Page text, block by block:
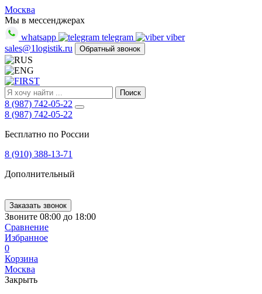
FIRST
Адрес
и
телефон:
Москва,
Алтуфьевское
ш.
д.
48,
корпус
2,
12
Москва,
Телефон:8
250-
21-
51,
E-
mail:
sales@1Logistik.ru
Москва
Мы в мессенджерах
whatsapp
telegram
viber
sales@1logistik.ru
Обратный звонок
Поиск
8 (987) 742-05-22
8 (987) 742-05-22
Бесплатно по России
8 (910) 388-13-71
Дополнительный
Заказать звонок
Звоните 08:00 до 18:00
Сравнение
Избранное
0
Корзина
Москва
Закрыть